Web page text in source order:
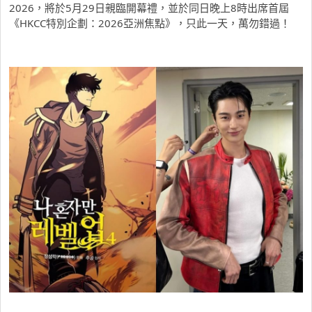
2026，將於5月29日親臨開幕禮，並於同日晚上8時出席首屆
《HKCC特別企劃：2026亞洲焦點》，只此一天，萬勿錯過！